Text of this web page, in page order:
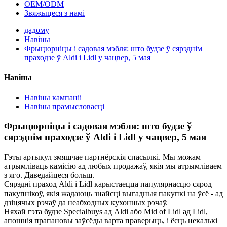
OEM/ODM
Звяжыцеся з намі
дадому
Навіны
Фрыцюрніцы і садовая мэбля: што будзе ў сярэднім
праходзе ў Aldi і Lidl у чацвер, 5 мая
Навіны
Навіны кампаніі
Навіны прамысловасці
Фрыцюрніцы і садовая мэбля: што будзе ў
сярэднім праходзе ў Aldi і Lidl у чацвер, 5 мая
Гэты артыкул змяшчае партнёрскія спасылкі. Мы можам
атрымліваць камісію ад любых продажаў, якія мы атрымліваем
з яго. Даведайцеся больш.
Сярэдні праход Aldi і Lidl карыстаецца папулярнасцю сярод
пакупнікоў, якія жадаюць знайсці выгадныя пакупкі на ўсё - ад
дзіцячых рэчаў да неабходных кухонных рэчаў.
Няхай гэта будзе Specialbuys ад Aldi або Mid of Lidl ад Lidl,
апошнія прапановы заўсёды варта праверыць, і ёсць некалькі